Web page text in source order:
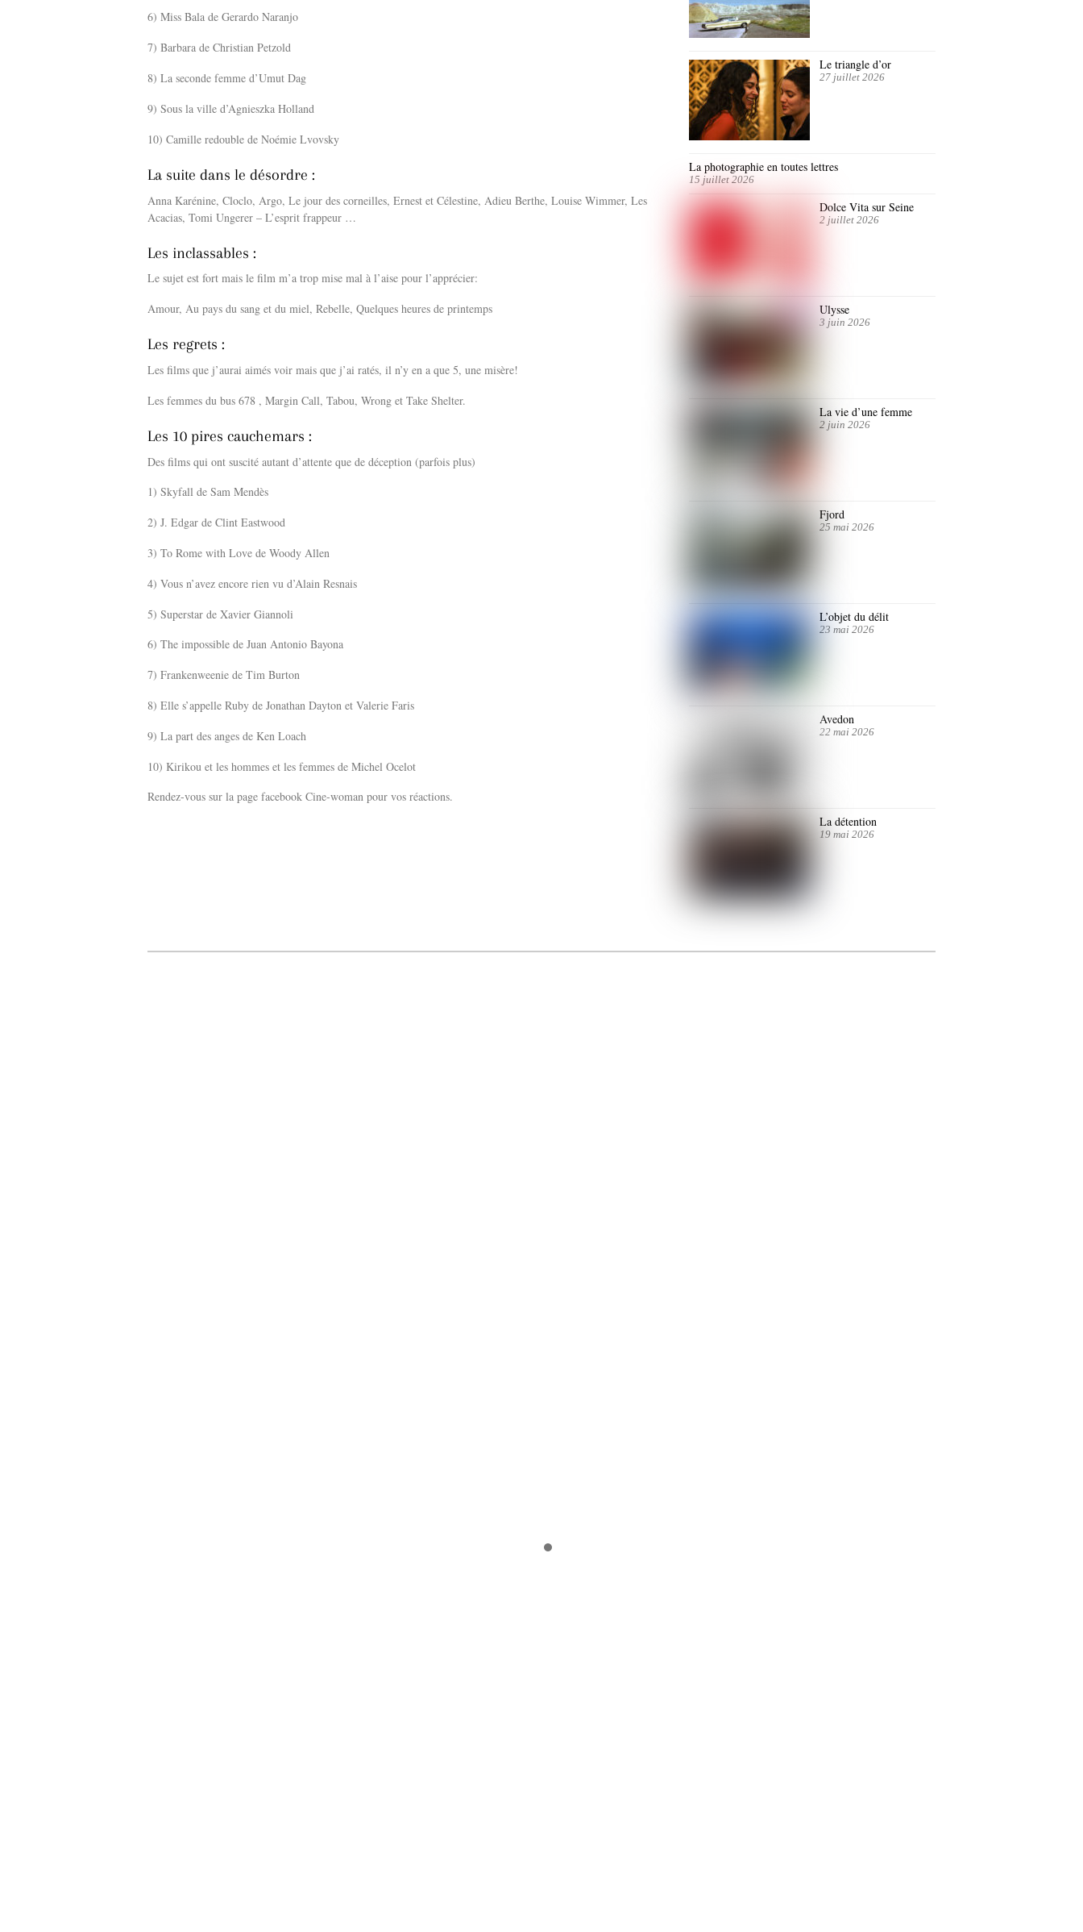
6) Miss Bala de Gerardo Naranjo
7) Barbara de Christian Petzold
8) La seconde femme d’Umut Dag
9) Sous la ville d’Agnieszka Holland
10) Camille redouble de Noémie Lvovsky
La suite dans le désordre :
Anna Karénine, Cloclo, Argo, Le jour des corneilles, Ernest et Célestine, Adieu Berthe, Louise Wimmer, Les
Acacias, Tomi Ungerer – L’esprit frappeur …
Les inclassables :
Le sujet est fort mais le film m’a trop mise mal à l’aise pour l’apprécier:
Amour, Au pays du sang et du miel, Rebelle, Quelques heures de printemps
Les regrets :
Les films que j’aurai aimés voir mais que j’ai ratés, il n’y en a que 5, une misère!
Les femmes du bus 678 , Margin Call, Tabou, Wrong et Take Shelter.
Les 10 pires cauchemars :
Des films qui ont suscité autant d’attente que de déception (parfois plus)
1) Skyfall de Sam Mendès
2) J. Edgar de Clint Eastwood
3) To Rome with Love de Woody Allen
4) Vous n’avez encore rien vu d’Alain Resnais
5) Superstar de Xavier Giannoli
6) The impossible de Juan Antonio Bayona
7) Frankenweenie de Tim Burton
8) Elle s’appelle Ruby de Jonathan Dayton et Valerie Faris
9) La part des anges de Ken Loach
10) Kirikou et les hommes et les femmes de Michel Ocelot
Rendez-vous sur la page facebook Cine-woman pour vos réactions.
Le triangle d’or
27 juillet 2026
La photographie en toutes lettres
15 juillet 2026
Dolce Vita sur Seine
2 juillet 2026
Ulysse
3 juin 2026
La vie d’une femme
2 juin 2026
Fjord
25 mai 2026
L’objet du délit
23 mai 2026
Avedon
22 mai 2026
La détention
19 mai 2026